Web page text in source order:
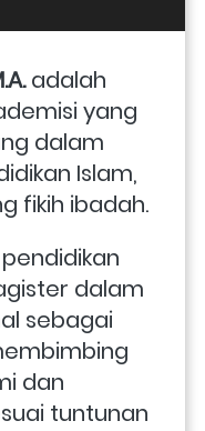
adalah
yang
dalam
Islam,
fikih ibadah.
dalam
sebagai
dan
tuntunan